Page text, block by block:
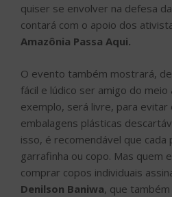
quiser se envolver na defesa
contará com o apoio dos
Amazônia Passa Aqui.
O evento também mostrará,
fácil e lúdico ser amigo do meio
exemplo, será livre, para evitar
embalagens plásticas
isso, é recomendável que cada
garrafinha ou copo. Mas quem
comprar copos individuais
Denilson Baniwa, que